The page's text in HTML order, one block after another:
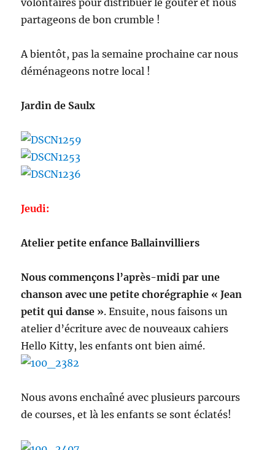
volontaires pour distribuer le goûter et nous
partageons de bon crumble !
A bientôt, pas la semaine prochaine car nous
déménageons notre local !
Jardin de Saulx
Jeudi:
Atelier petite enfance Ballainvilliers
Nous commençons l’après-midi par une
chanson avec une petite chorégraphie « Jean
petit qui danse ». Ensuite, nous faisons un
atelier d’écriture avec de nouveaux cahiers
Hello Kitty, les enfants ont bien aimé.
Nous avons enchaîné avec plusieurs parcours
de courses, et là les enfants se sont éclatés!